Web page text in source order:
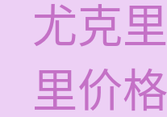
尤克
里价